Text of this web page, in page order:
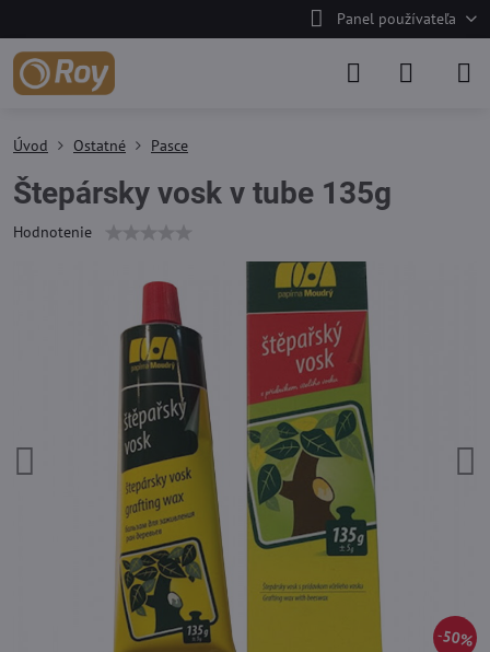
Panel používateľa
50%
Úvod Ostatné Pasce
Štepársky vosk v tube 135g
Hodnotenie